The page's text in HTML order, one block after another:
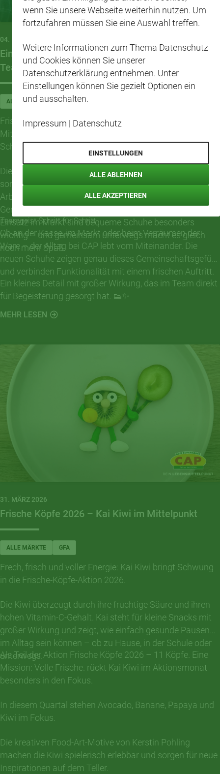
04. MAI 2026
Einheitlich unterwegs – neue CAP-Schuhe für das
Team
ALLE MÄRKTE GFA
Frisch, bequem und mit ganz viel Teamgefühl: Die
Mitarbeitenden im CAP-Markt freuen sich über neue CAP-
Schuhe im einheitlichen Design.
Die weißen Sneaker mit dem bekannten CAP-Logo
sorgen nicht nur für einen modernen Look im
Arbeitsalltag, sondern stärken auch das
Gemeinschaftsgefühl im Team. Gerade im täglichen
Einsatz im Markt sind bequeme Schuhe besonders
wichtig – und gemeinsam unterwegs macht es gleich
noch mehr Spaß.
Teamgeist Schritt für Schritt
Ob an der Kasse, im Markt oder beim Verräumen der
Ware – der Alltag bei CAP lebt vom Miteinander. Die
neuen Schuhe zeigen genau dieses Gemeinschaftsgefühl
und verbinden Funktionalität mit einem frischen Auftritt.
Ein kleines Detail mit großer Wirkung, das im Team direkt
für Begeisterung gesorgt hat. 👟✨
MEHR LESEN
31. MÄRZ 2026
Frische Köpfe 2026 – Kai Kiwi im Mittelpunkt
ALLE MÄRKTE GFA
Frech, frisch und voller Energie: Kai Kiwi bringt Schwung
in die Frische-Köpfe-Aktion 2026.
Die Kiwi überzeugt durch ihre fruchtige Säure und ihren
hohen Vitamin-C-Gehalt. Kai steht für kleine Snacks mit
großer Wirkung und zeigt, wie einfach gesunde Pausen
im Alltag sein können – ob zu Hause, in der Schule oder
unterwegs.
Als Teil der Aktion Frische Köpfe 2026 – 11 Köpfe. Eine
Mission: Volle Frische. rückt Kai Kiwi im Aktionsmonat
besonders in den Fokus.
In diesem Quartal stehen Avocado, Banane, Papaya und
Kiwi im Fokus.
Die kreativen Food-Art-Motive von Kerstin Pohling
machen die Kiwi spielerisch erlebbar und sorgen für neue
Inspirationen auf dem Teller.
wenn Sie unsere Webseite weiterhin nutzen. Um
fortzufahren müssen Sie eine Auswahl treffen.
Weitere Informationen zum Thema Datenschutz
und Cookies können Sie unserer
Datenschutzerklärung entnehmen. Unter
Einstellungen können Sie gezielt Optionen ein
und ausschalten.
Impressum | Datenschutz
EINSTELLUNGEN
ALLE ABLEHNEN
ALLE AKZEPTIEREN